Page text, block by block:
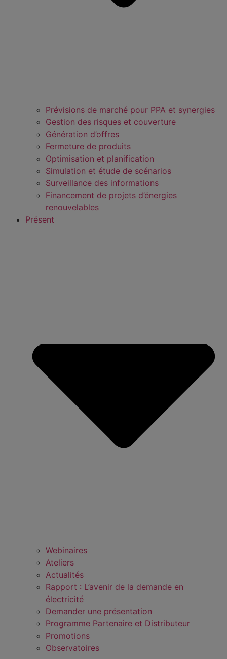
Prévisions de marché pour PPA et synergies
Gestion des risques et couverture
Génération d’offres
Fermeture de produits
Optimisation et planification
Simulation et étude de scénarios
Surveillance des informations
Financement de projets d’énergies
renouvelables
Présent
Webinaires
Ateliers
Actualités
Rapport : L’avenir de la demande en
électricité
Demander une présentation
Programme Partenaire et Distributeur
Promotions
Observatoires